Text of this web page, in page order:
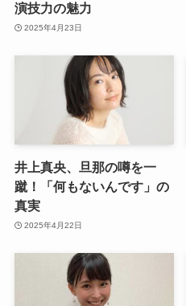
演技力の魅力
2025年4月23日
井上真央、旦那の噂を一
蹴！「何もないんです」の
真実
2025年4月22日